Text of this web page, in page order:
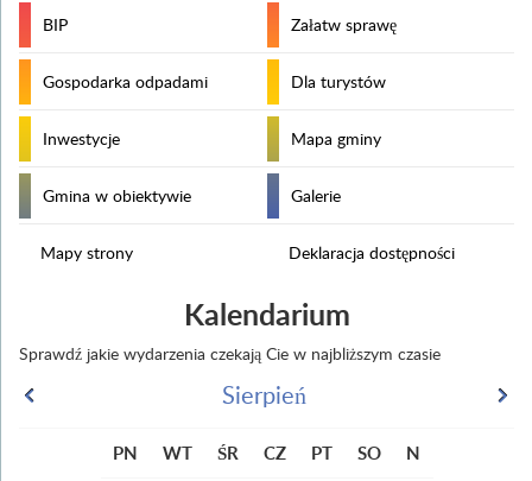
BIP Załatw sprawę
Gospodarka odpadami Dla turystów
Inwestycje Mapa gminy
Gmina w obiektywie Galerie
Mapy strony Deklaracja dostępności
Kalendarium
Sprawdź jakie wydarzenia czekają Cie w najbliższym czasie
Sierpień
PN WT ŚR CZ PT SO N